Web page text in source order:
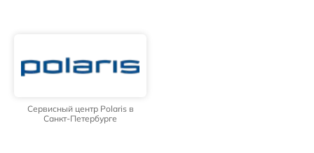
Сервисный центр Polaris в
Санкт-Петербурге